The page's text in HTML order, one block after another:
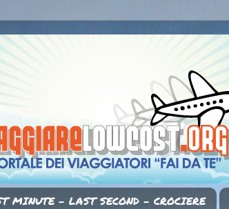
MINUTE - LAST SECOND - CROCIERE